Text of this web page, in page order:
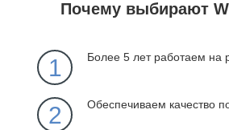
Почему выбирают
1 Более 5 лет работаем на
2 Обеспечиваем качество